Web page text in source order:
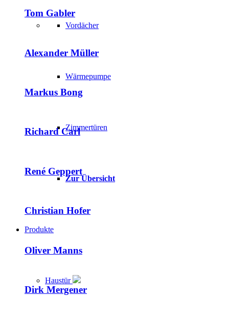
Vordächer
Wärmepumpe
Zimmertüren
Zur Übersicht
Produkte
Haustür
Tom Gabler
Alexander Müller
Markus Bong
Richard Carl
René Geppert
Christian Hofer
Oliver Manns
Dirk Mergener